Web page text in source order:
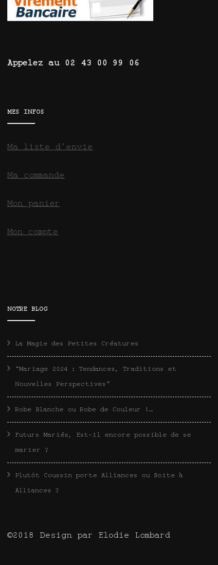
Appelez au 02 43 00 99 06
MES INFOS
Ma liste d’envie
Ma commande
Mon panier
Mon compte
NOTRE BLOG
La Magie des Petites Créatures
“Mariage 2024 : Tendances, Traditions et
Nouvelles Perspectives”
Robe Blanche ou Robe de Couleur !…
Futurs Mariés, Est-il encore possible de se
marier ?
Plutôt Coussin porte Alliances ou Boite à
Alliances ?
©2018 Design par Elodie Lombard